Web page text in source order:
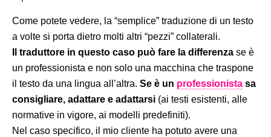
Come potete vedere, la “semplice” traduzione di un testo
a volte si porta dietro molti altri “pezzi” collaterali.
Il traduttore in questo caso può fare la differenza se è
un professionista e non solo una macchina che traspone
il testo da una lingua all’altra. Se è un professionista sa
consigliare, adattare e adattarsi (ai testi esistenti, alle
normative in vigore, ai modelli predefiniti).
Nel caso specifico, il mio cliente ha potuto avere una